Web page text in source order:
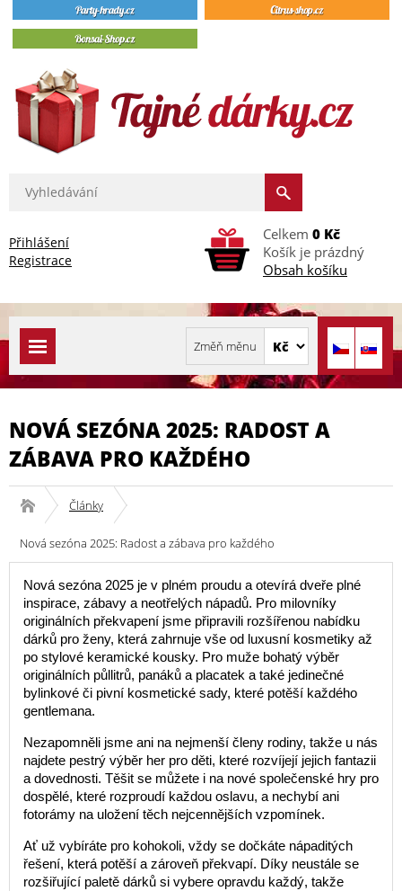
Přihlášení
Registrace
Celkem 0 Kč
Košík je prázdný
Obsah košíku
NOVÁ SEZÓNA 2025: RADOST A
ZÁBAVA PRO KAŽDÉHO
Články
Nová sezóna 2025: Radost a zábava pro každého
Nová sezóna 2025 je v plném proudu a otevírá dveře plné
inspirace, zábavy a neotřelých nápadů. Pro milovníky
originálních překvapení jsme připravili rozšířenou nabídku
dárků pro ženy, která zahrnuje vše od luxusní kosmetiky až
po stylové keramické kousky. Pro muže bohatý výběr
originálních půllitrů, panáků a placatek a také jedinečné
bylinkové či pivní kosmetické sady, které potěší každého
gentlemana.
Nezapomněli jsme ani na nejmenší členy rodiny, takže u nás
najdete pestrý výběr her pro děti, které rozvíjejí jejich fantazii
a dovednosti. Těšit se můžete i na nové společenské hry pro
dospělé, které rozproudí každou oslavu, a nechybí ani
fotorámy na uložení těch nejcennějších vzpomínek.
Ať už vybíráte pro kohokoli, vždy se dočkáte nápaditých
řešení, která potěší a zároveň překvapí. Díky neustále se
rozšiřující paletě dárků si vybere opravdu každý, takže